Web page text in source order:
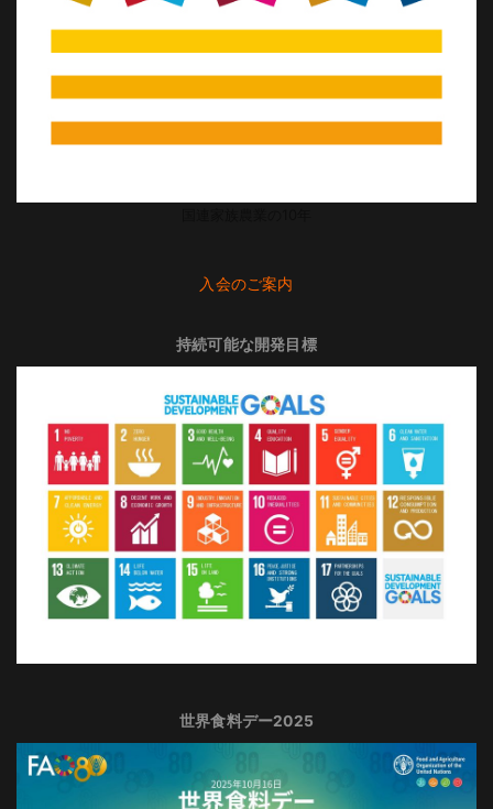
入会のご案内
持続可能な開発目標
世界食料デー2025